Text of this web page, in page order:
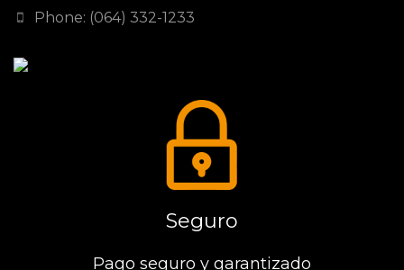
Phone: (064) 332-1233
Seguro
Pago seguro y garantizado